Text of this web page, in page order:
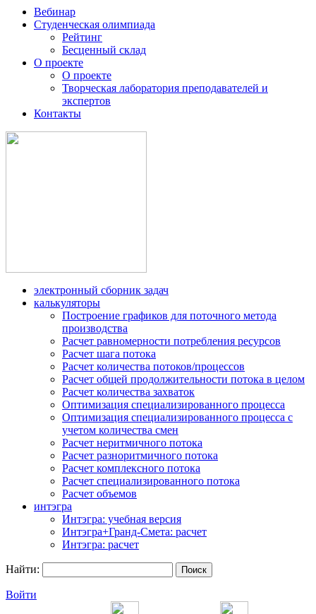
Вебинар
Студенческая олимпиада
Рейтинг
Бесценный склад
О проекте
О проекте
Творческая лаборатория преподавателей и
экспертов
Контакты
электронный сборник задач
калькуляторы
Построение графиков для поточного метода
производства
Расчет равномерности потребления ресурсов
Расчет шага потока
Расчет количества потоков/процессов
Расчет общей продолжительности потока в целом
Расчет количества захваток
Оптимизация специализированного процесса
Оптимизация специализированного процесса с
учетом количества смен
Расчет неритмичного потока
Расчет разноритмичного потока
Расчет комплексного потока
Расчет специализированного потока
Расчет объемов
интэгра
Интэгра: учебная версия
Интэгра+Гранд-Смета: расчет
Интэгра: расчет
Найти:
Войти